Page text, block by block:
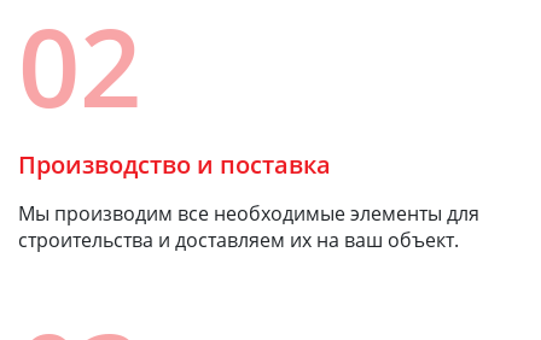
02
Производство и поставка
Мы производим все необходимые элементы для
строительства и доставляем их на ваш объект.